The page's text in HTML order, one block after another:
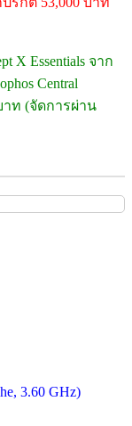
X Essentials จาก
Central
าท (จัดการผ่าน
3.60 GHz)